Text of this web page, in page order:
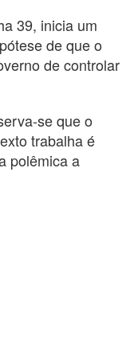
39, inicia um
de que o
de controlar
se que o
trabalha é
polêmica a